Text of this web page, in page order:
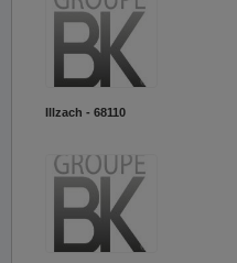
Illzach - 68110